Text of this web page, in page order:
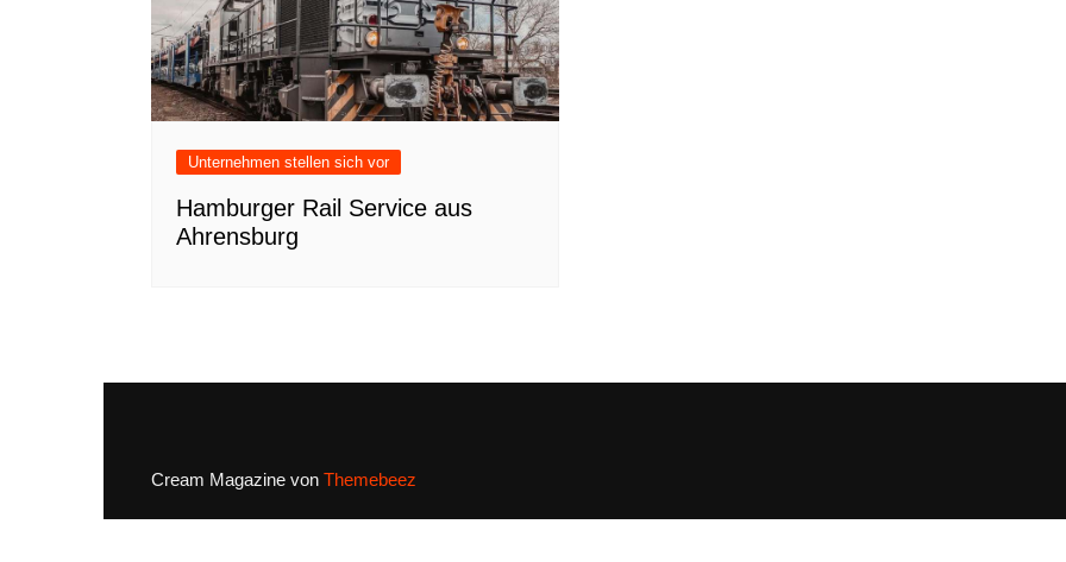
Unternehmen stellen sich vor
Hamburger Rail Service aus
Ahrensburg
Cream Magazine von Themebeez